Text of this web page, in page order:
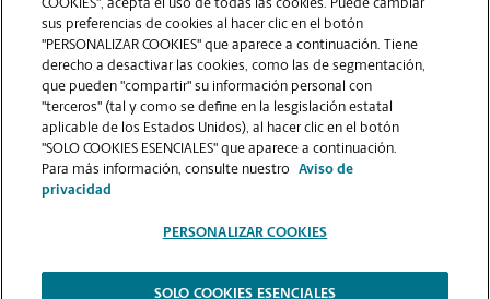
VER LA PÁGINA DE LA TIENDA
COOKIES", acepta el uso de todas las cookies. Puede cambiar
sus preferencias de cookies al hacer clic en el botón
"PERSONALIZAR COOKIES" que aparece a continuación. Tiene
derecho a desactivar las cookies, como las de segmentación,
que pueden "compartir" su información personal con
"terceros" (tal y como se define en la lesgislación estatal
aplicable de los Estados Unidos), al hacer clic en el botón
"SOLO COOKIES ESENCIALES" que aparece a continuación.
Para más información, consulte nuestro
Aviso de
privacidad
PERSONALIZAR COOKIES
SOLO COOKIES ESENCIALES